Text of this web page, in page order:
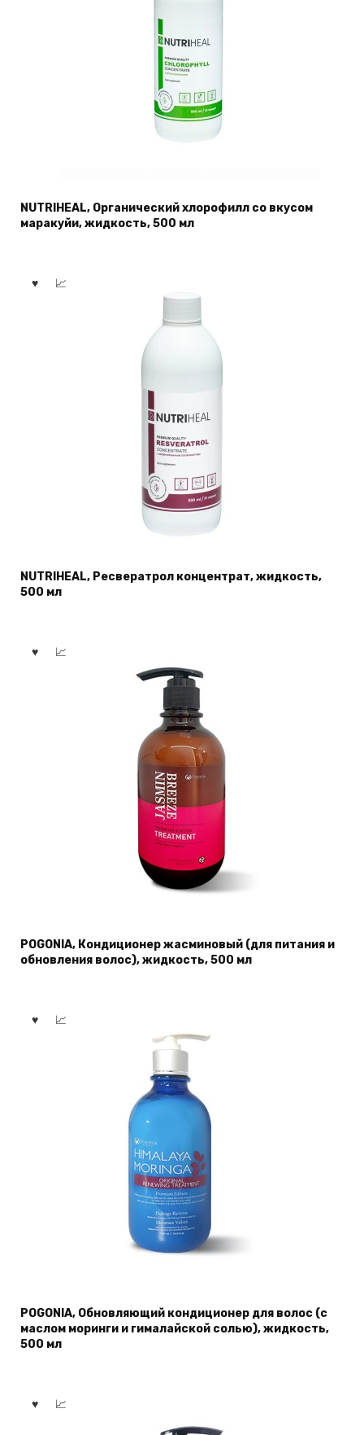
NUTRIHEAL, Органический хлорофилл со вкусом
маракуйи, жидкость, 500 мл
NUTRIHEAL, Ресвератрол концентрат, жидкость,
500 мл
POGONIA, Кондиционер жасминовый (для питания и
обновления волос), жидкость, 500 мл
POGONIA, Обновляющий кондиционер для волос (с
маслом моринги и гималайской солью), жидкость,
500 мл